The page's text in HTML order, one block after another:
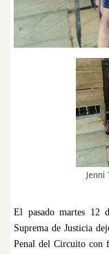
Jenni
El pasado martes 12
Suprema de Justicia
Penal del Circuito con